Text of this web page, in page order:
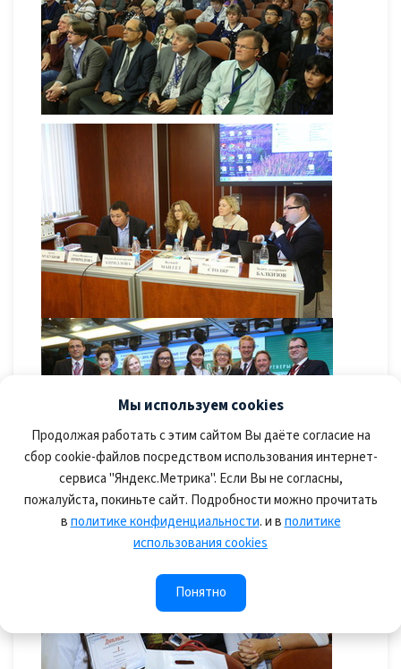
Мы используем cookies
Продолжая работать с этим сайтом Вы даёте согласие на
сбор cookie-файлов посредством использования интернет-
сервиса "Яндекс.Метрика". Если Вы не согласны,
пожалуйста, покиньте сайт. Подробности можно прочитать
вполитике конфиденциальности. и вполитике
использования cookies
Понятно